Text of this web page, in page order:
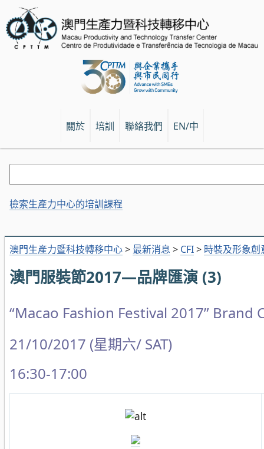
關於 培訓 聯絡我們 EN/中
澳門生產力暨科技轉移中心> 最新消息 > CFI> 時裝及形象創
澳門服裝節2017—品牌匯演 (3)
“Macao Fashion Festival 2017” Brand
21/10/2017 (星期六/ SAT)
16:30-17:00
檢索生產力中心的培訓課程